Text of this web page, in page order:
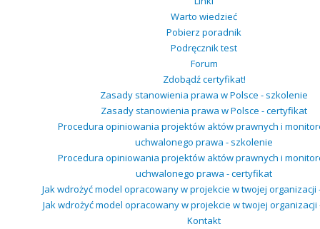
Warto wiedzieć
Pobierz poradnik
Podręcznik test
Forum
Zdobądź certyfikat!
Zasady stanowienia prawa w Polsce - szkolenie
Zasady stanowienia prawa w Polsce - certyfikat
Procedura opiniowania projektów aktów prawnych i
uchwalonego prawa - szkolenie
Procedura opiniowania projektów aktów prawnych i
uchwalonego prawa - certyfikat
Jak wdrożyć model opracowany w projekcie w twojej organizacji
Jak wdrożyć model opracowany w projekcie w twojej
Kontakt